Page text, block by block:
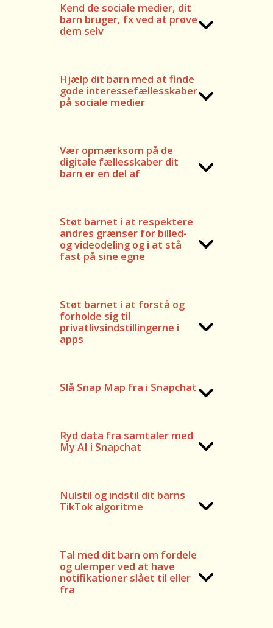
Kend de sociale medier, dit
barn bruger, fx ved at prøve
dem selv
Hjælp dit barn med at finde
gode interessefællesskaber
på sociale medier
Vær opmærksom på de
digitale fællesskaber dit
barn er en del af
Støt barnet i at respektere
andres grænser for billed-
og videodeling og i at stå
fast på sine egne
Støt barnet i at forstå og
forholde sig til
privatlivsindstillingerne i
apps
Slå Snap Map fra i Snapchat
Ryd data fra samtaler med
My AI i Snapchat
Nulstil og indstil dit barns
TikTok algoritme
Tal med dit barn om fordele
og ulemper ved at have
notifikationer slået til eller
fra